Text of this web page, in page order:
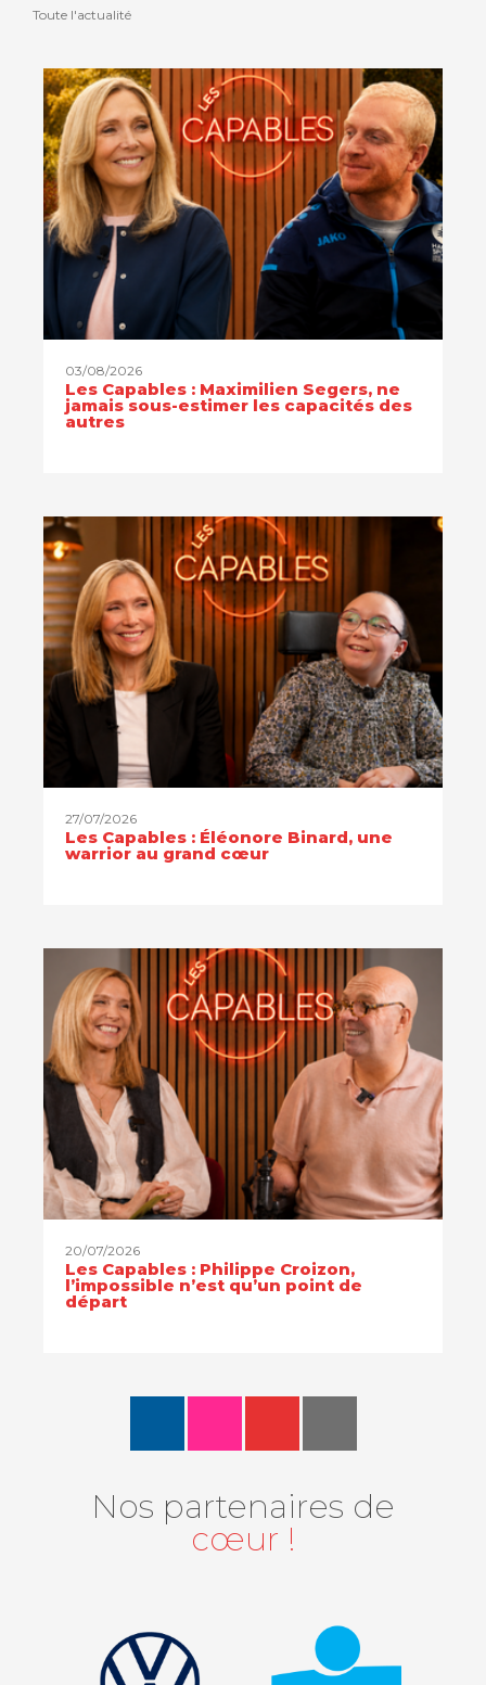
Toute l'actualité
03/08/2026
Les Capables : Maximilien Segers, ne
jamais sous-estimer les capacités des
autres
27/07/2026
Les Capables : Éléonore Binard, une
warrior au grand cœur
20/07/2026
Les Capables : Philippe Croizon,
l’impossible n’est qu’un point de
départ
Nos partenaires de
cœur !